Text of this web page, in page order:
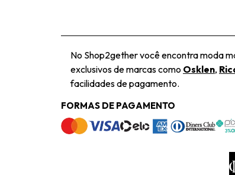
No Shop2gether você encontra moda
exclusivos de marcas como Osklen,
facilidades de pagamento.
FORMAS DE PAGAMENTO